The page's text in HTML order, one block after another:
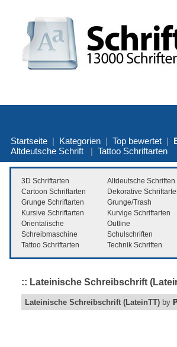
Startseite | Kategorien | Top bewertet |
Altdeutsche Schrift | Tattoo Schriftarten
3D Schriftarten Altdeutsche Schriften
Cartoon Schriftarten
Dekorative
Grunge Schriftarten
Grunge/Trash
Kursive Schriftarten
Kurvige Schriftarten
Orientalische
Outline
Schreibmaschine
Schulschriften
Tattoo Schriftarten
Technik Schriften
:: Lateinische Schreibschrift
Lateinische Schreibschrift (LateinTT) by